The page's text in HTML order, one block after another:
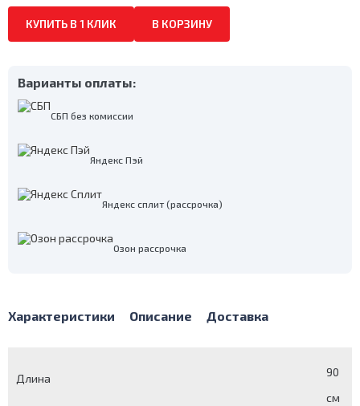
КУПИТЬ В 1 КЛИК В КОРЗИНУ
Варианты оплаты:
СБП без комиссии
Яндекс Пэй
Яндекс сплит (рассрочка)
Озон рассрочка
Характеристики Описание Доставка
Длина
90
см